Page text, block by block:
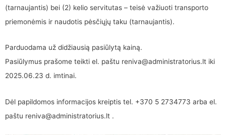
(tarnaujantis) bei (2) kelio servitutas – teisė važiuoti transporto
priemonėmis ir naudotis pėsčiųjų taku (tarnaujantis).
Parduodama už didžiausią pasiūlytą kainą.
Pasiūlymus prašome teikti el. paštu reniva@administratorius.lt iki
2025.06.23 d. imtinai.
Dėl papildomos informacijos kreiptis tel. +370 5 2734773 arba el.
paštu reniva@administratorius.lt .